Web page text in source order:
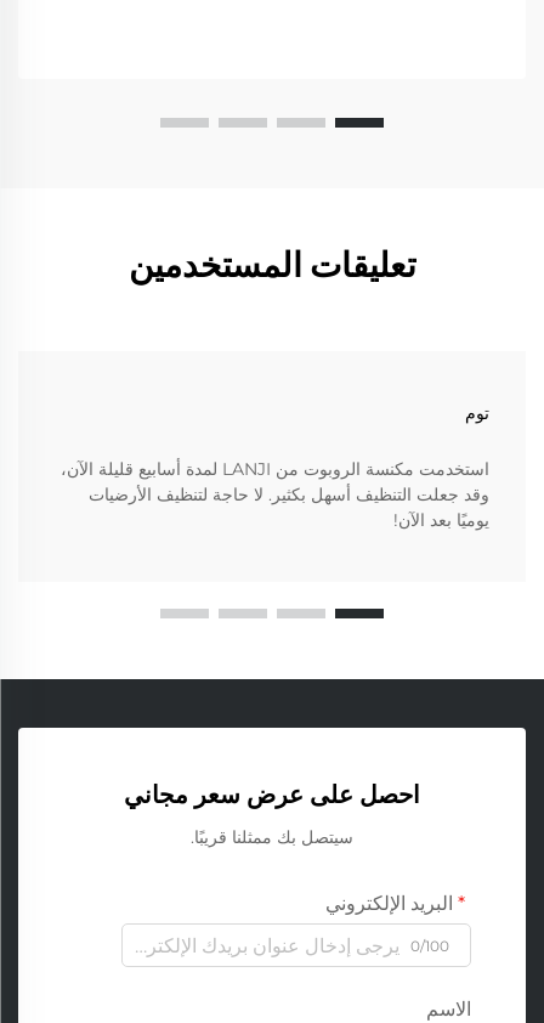
تعليقات المستخدمين
توم
استخدمت مكنسة الروبوت من LANJI لمدة أسابيع قليلة الآن،
وقد جعلت التنظيف أسهل بكثير. لا حاجة لتنظيف الأرضيات
يوميًا بعد الآن!
احصل على عرض سعر مجاني
سيتصل بك ممثلنا قريبًا.
البريد الإلكتروني
0/100
الاسم